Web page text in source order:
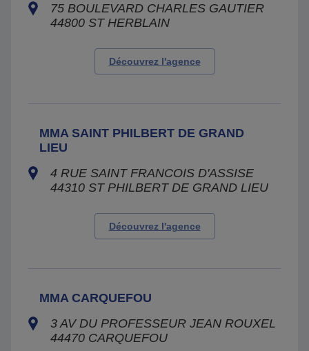
75 BOULEVARD CHARLES GAUTIER
44800 ST HERBLAIN
Découvrez l'agence
MMA SAINT PHILBERT DE GRAND
LIEU
4 RUE SAINT FRANCOIS D'ASSISE
44310 ST PHILBERT DE GRAND LIEU
Découvrez l'agence
MMA CARQUEFOU
3 AV DU PROFESSEUR JEAN ROUXEL
44470 CARQUEFOU